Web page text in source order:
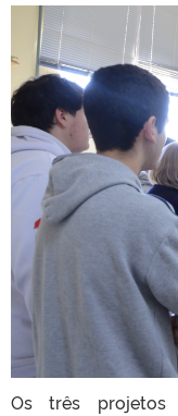
Os três projetos